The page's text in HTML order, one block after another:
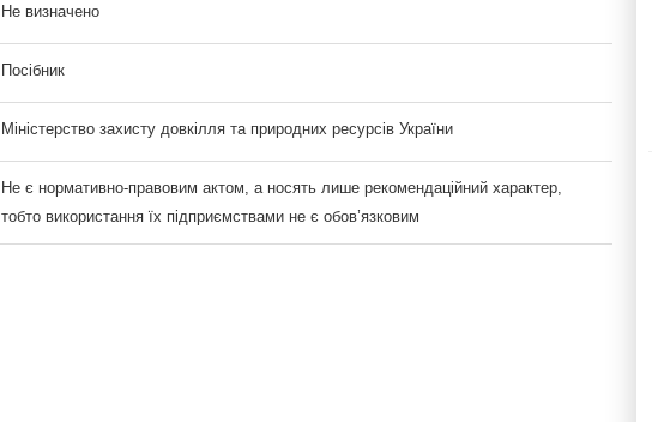
Не визначено
Посібник
Міністерство захисту довкілля та природних ресурсів України
Не є нормативно-правовим актом, а носять лише рекомендаційний характер,
тобто використання їх підприємствами не є обов’язковим